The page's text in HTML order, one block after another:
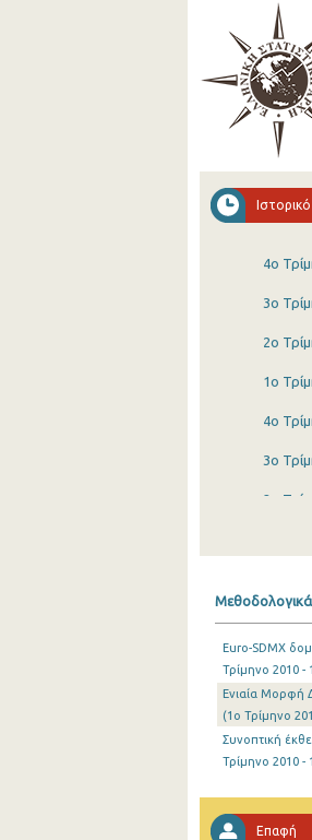
Ιστορικό
4o
3o
2o
1o
4o
3o
2o
2o
1o
4o
2o
Μεθοδολογικά
Euro-SDMX
Τρίμηνο 2010 -
Ενιαία Μορφή
(1o Τρίμηνο
Συνοπτική
Τρίμηνο 2010 -
Επαφή